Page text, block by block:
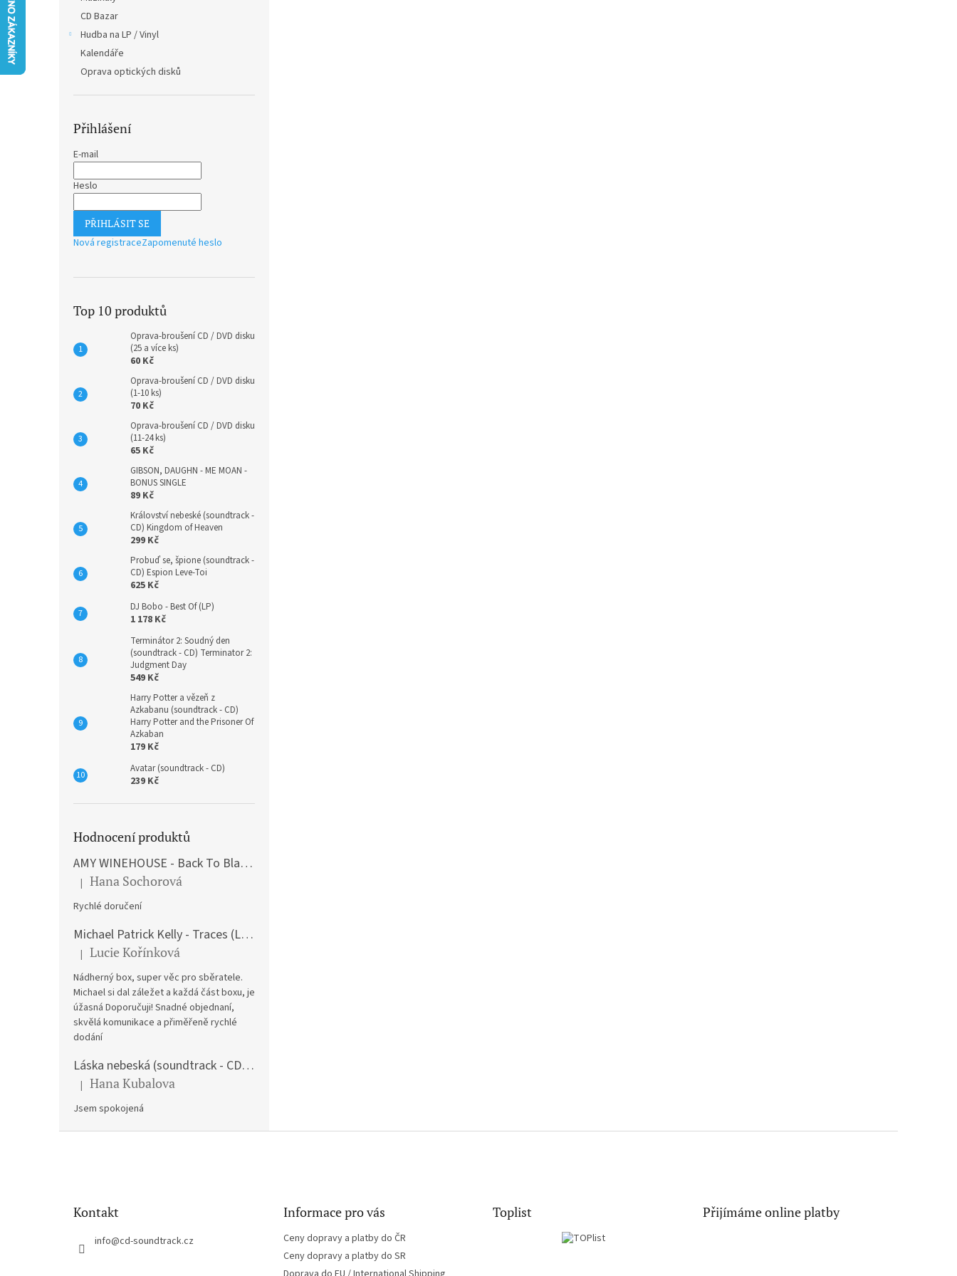
CD Bazar
Hudba na LP / Vinyl
Kalendáře
Oprava optických disků
Přihlášení
E-mail
Heslo
PŘIHLÁSIT SE
Nová registraceZapomenuté heslo
Top 10 produktů
Oprava-broušení CD / DVD disku
(25 a více ks)
60 Kč
Oprava-broušení CD / DVD disku
(1-10 ks)
70 Kč
Oprava-broušení CD / DVD disku
(11-24 ks)
65 Kč
GIBSON, DAUGHN - ME MOAN -
BONUS SINGLE
89 Kč
Království nebeské (soundtrack -
CD) Kingdom of Heaven
299 Kč
Probuď se, špione (soundtrack -
CD) Espion Leve-Toi
625 Kč
DJ Bobo - Best Of (LP)
1 178 Kč
Terminátor 2: Soudný den
(soundtrack - CD) Terminator 2:
Judgment Day
549 Kč
Harry Potter a vězeň z
Azkabanu (soundtrack - CD)
Harry Potter and the Prisoner Of
Azkaban
179 Kč
Avatar (soundtrack - CD)
239 Kč
Hodnocení produktů
AMY WINEHOUSE - Back To Black (LP)
Hodnocení produktu je 5 z 5 hvězdiček.
| Hana Sochorová
Rychlé doručení
Michael Patrick Kelly - Traces (Limited Edition) (Premium Box-Set) (LP)
Hodnocení produktu je 5 z 5 hvězdiček.
| Lucie Kořínková
Nádherný box, super věc pro sběratele.
Michael si dal záležet a každá část boxu, je
úžasná Doporučuji! Snadné objednaní,
skvělá komunikace a přiměřeně rychlé
dodání
Láska nebeská (soundtrack - CD) Love Actually
Hodnocení produktu je 5 z 5 hvězdiček.
| Hana Kubalova
Jsem spokojená
Kontakt
info@cd-soundtrack.cz
Informace pro vás
Ceny dopravy a platby do ČR
Ceny dopravy a platby do SR
Toplist Přijímáme online platby